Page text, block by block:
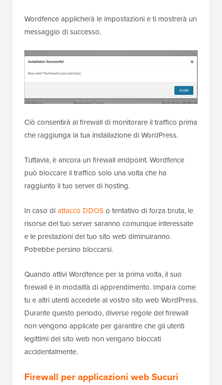
Wordfence applicherà le impostazioni e ti mostrerà un
messaggio di successo.
Ciò consentirà al firewall di monitorare il traffico prima
che raggiunga la tua installazione di WordPress.
Tuttavia, è ancora un firewall endpoint. Wordfence
può bloccare il traffico solo una volta che ha
raggiunto il tuo server di hosting.
In caso diattacco DDOS o tentativo di forza bruta, le
risorse del tuo server saranno comunque interessate
e le prestazioni del tuo sito web diminuiranno.
Potrebbe persino bloccarsi.
Quando attivi Wordfence per la prima volta, il suo
firewall è in modalità di apprendimento. Impara come
tu e altri utenti accedete al vostro sito web WordPress.
Durante questo periodo, diverse regole del firewall
non vengono applicate per garantire che gli utenti
legittimi del sito web non vengano bloccati
accidentalmente.
Firewall per applicazioni web Sucuri